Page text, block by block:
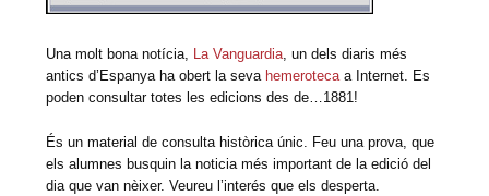
Una molt bona notícia, La Vanguardia, un dels diaris més
antics d’Espanya ha obert la seva hemerotecaa Internet. Es
poden consultar totes les edicions des de…1881!
És un material de consulta històrica únic. Feu una prova, que
els alumnes busquin la noticia més important de la edició del
dia que van nèixer. Veureu l’interés que els desperta.